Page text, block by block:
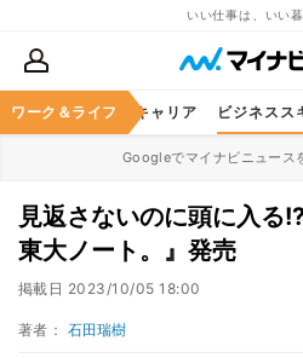
いい仕事は、いい
ワーク＆ライフ キャリア ビジネスス
Googleでマイナビニュース
見返さないのに頭に入る
東大ノート。』発売
掲載日 2023/10/05 18:00
著者： 石田瑞樹